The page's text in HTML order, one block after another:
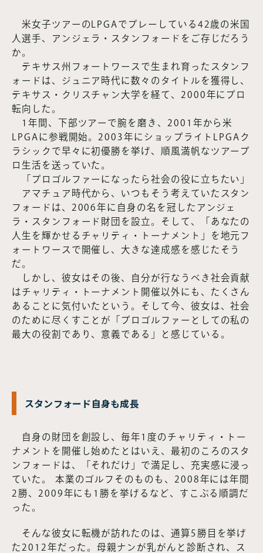
米女子ツアーのLPGAでプレーしている42歳の米国
人選手、アンジェラ・スタンフォードをご存じだろう
か。
テキサス州フォートワースで生まれ育ったスタンフ
ォードは、ジュニア時代に数々のタイトルを獲得し、
テキサス・クリスチャン大学を経て、2000年にプロ
転向した。
1年間、下部ツアーで腕を磨き、2001年から米
LPGAに参戦開始。2003年にショップライトLPGAク
ラシックで早々に初優勝を挙げ、順風満帆なツアープ
ロ生活を送っていた。
「プロゴルファーになったら社会の役に立ちたい」
アマチュア時代から、いつもそう考えていたスタン
フォードは、2006年に自身の名を冠したアンジェ
ラ・スタンフォード財団を設立。そして、「あなたの
人生を輝かせるチャリティ・トーナメント」を地元フ
ォートワースで開催し、大きな達成感を感じたそう
だ。
しかし、彼女はその後、自分が行なうべき社会貢献
はチャリティ・トーナメント開催以外にも、たくさん
あることに気付いたという。そして今、彼女は、社会
のために尽くすことが「プロゴルファーとしての私の
最大の役割であり、意義である」と感じている。
スタンフォード自身も成長
自身の財団を創設し、毎年1度のチャリティ・トー
ナメントを開催し始めたとはいえ、最初のころのスタ
ンフォードは、「それだけ」で満足し、充実感に浸っ
ていた。 本業のゴルフそのものも、2008年には年間
2勝、2009年にも1勝を挙げるなど、すこぶる順調だ
った。
そんな彼女に転機が訪れたのは、通算5勝目を挙げ
た2012年だった。母親ナンが乳がんと診断され、ス